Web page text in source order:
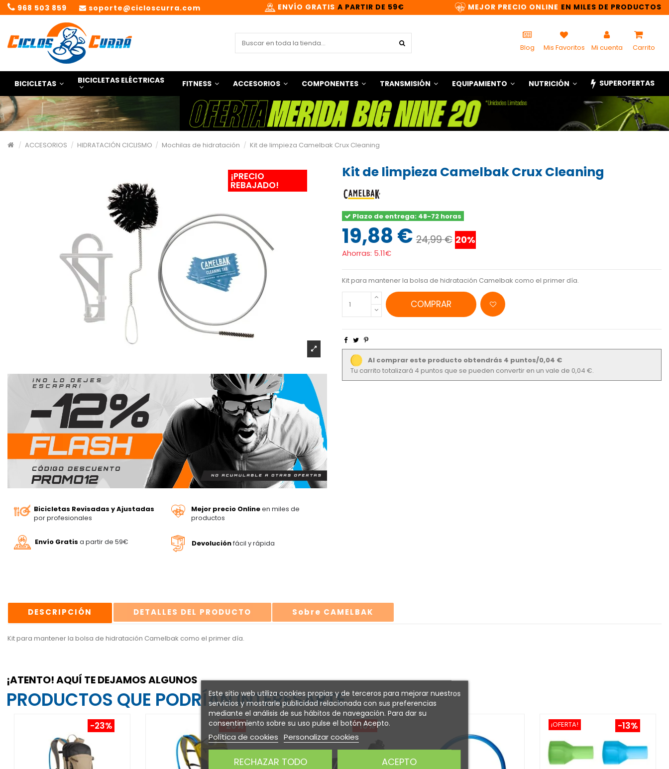
968 503 859 soporte@cicloscurra.com ENVÍO GRATIS A PARTIR DE 59€ MEJOR PRECIO ONLINE EN MILES DE PRODUCTOS
Blog Mis Favoritos Mi cuenta Carrito
BICICLETAS BICICLETAS ELÉCTRICAS FITNESS ACCESORIOS COMPONENTES TRANSMISIÓN EQUIPAMIENTO NUTRICIÓN SUPEROFERTAS
ACCESORIOS HIDRATACIÓN CICLISMO Mochilas de hidratación Kit de limpieza Camelbak Crux Cleaning
¡PRECIO
REBAJADO!
Bicicletas Revisadas y Ajustadas
por profesionales
Mejor precio Onlineen miles de
productos
Envío Gratis a partir de 59€ Devoluciónfácil y rápida
Kit de limpieza Camelbak Crux Cleaning
Plazo de entrega: 48-72 horas
19,88 € 24,99 € 20%
Ahorras: 5.11€
Kit para mantener la bolsa de hidratación Camelbak como el primer día.
COMPRAR
Al comprar este producto obtendrás 4 puntos/0,04 €
Tu carrito totalizará 4 puntos que se pueden convertir en un vale de 0,04 €.
DESCRIPCIÓN DETALLES DEL PRODUCTO Sobre CAMELBAK
Kit para mantener la bolsa de hidratación Camelbak como el primer día.
¡ATENTO! AQUÍ TE DEJAMOS ALGUNOS
PRODUCTOS QUE PODRÍAN INTERESARTE
-23% -20% -16% ¡OFERTA! -13%
Este sitio web utiliza cookies propias y de terceros para mejorar nuestros
servicios y mostrarle publicidad relacionada con sus preferencias
mediante el análisis de sus hábitos de navegación. Para dar su
consentimiento sobre su uso pulse el botón Acepto.
Política de cookies Personalizar cookies
RECHAZAR TODO ACEPTO